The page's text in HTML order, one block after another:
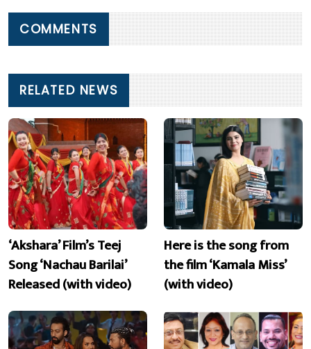
COMMENTS
RELATED NEWS
‘Akshara’ Film’s Teej
Song ‘Nachau Barilai’
Released (with video)
Here is the song from
the film ‘Kamala Miss’
(with video)